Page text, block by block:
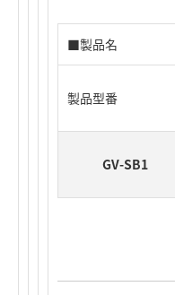
■製品名
製品型番
GV-SB1